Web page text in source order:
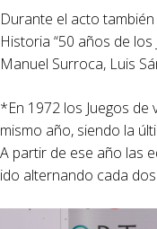
Durante el acto
Historia “50 años de
Manuel Surroca, Luis
*En 1972 los Juegos
mismo año, siendo la
A partir de ese año las
ido alternando cada